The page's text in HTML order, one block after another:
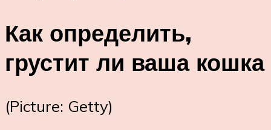
Как определить,
грустит ли ваша кошка
(Picture: Getty)